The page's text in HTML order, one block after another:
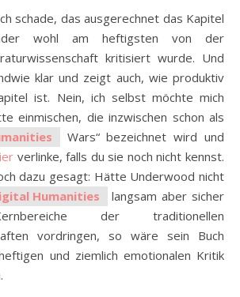
schade, das ausgerechnet das Kapitel
wohl am heftigsten von der
kritisiert wurde. Und
klar und zeigt auch, wie produktiv
ist. Nein, ich selbst möchte mich
einmischen, die inzwischen schon als
Wars“ bezeichnet wird und
verlinke, falls du sie noch nicht kennst.
dazu gesagt: Hätte Underwood nicht
Humanities
langsam aber sicher
der traditionellen
vordringen, so wäre sein Buch
und ziemlich emotionalen Kritik